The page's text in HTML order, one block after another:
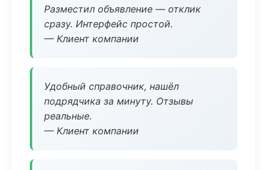
Разместил объявление — отклик
сразу. Интерфейс простой.
— Клиент компании
Удобный справочник, нашёл
подрядчика за минуту. Отзывы
реальные.
— Клиент компании